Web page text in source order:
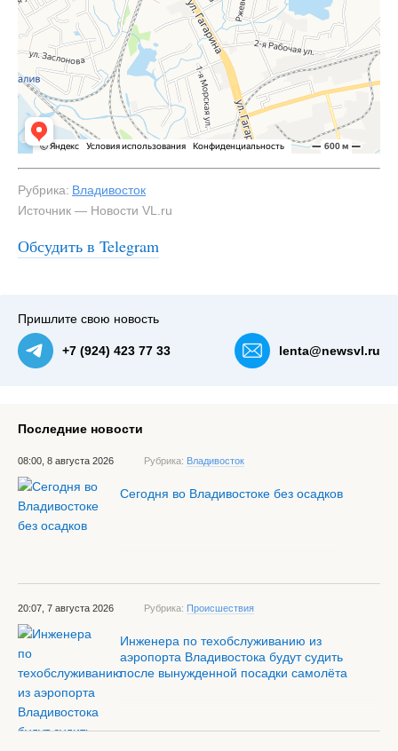
Рубрика: Владивосток
Источник — Новости VL.ru
Обсудить в Telegram
#3Конструкцию демонтируют — NewsVL.ru
Пришлите свою новость
+7 (924) 423 77 33 lenta@newsvl.ru
Последние новости
08:00, 8 августа 2026 Рубрика: Владивосток
Сегодня во Владивостоке без осадков
20:07, 7 августа 2026 Рубрика: Происшествия
Инженера по техобслуживанию из
аэропорта Владивостока будут судить
после вынужденной посадки самолёта